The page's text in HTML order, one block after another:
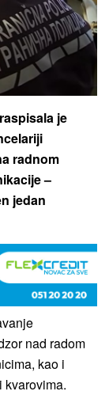
je
radnom
–
jedan
nad radom
kao i
kvarovima.